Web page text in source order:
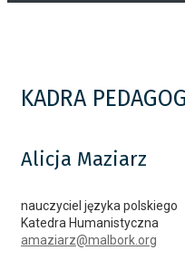
KADRA
Alicja Maziarz
nauczyciel języka polskiego
Katedra Humanistyczna
amaziarz@malbork.org